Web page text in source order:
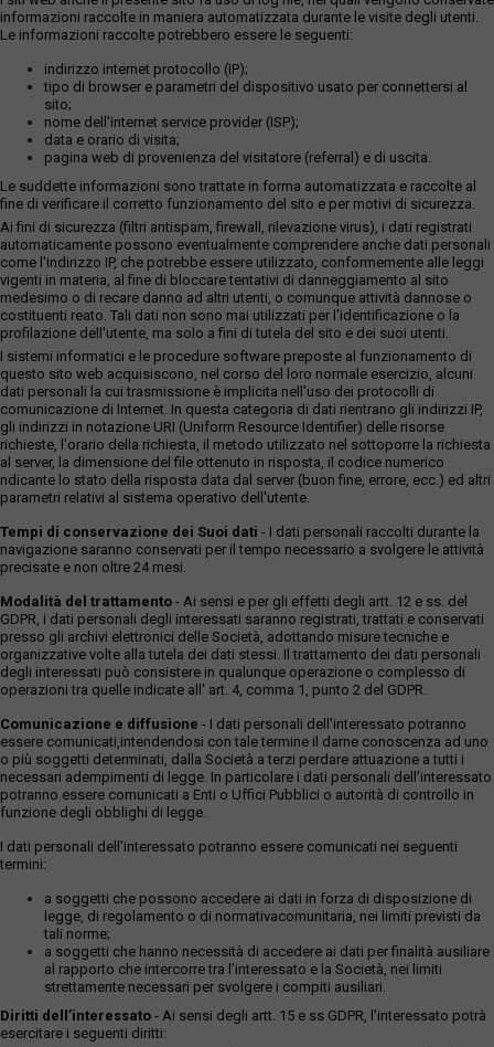
informazioni raccolte in maniera automatizzata durante le visite degli utenti.
Le informazioni raccolte potrebbero essere le seguenti:
indirizzo internet protocollo (IP);
tipo di browser e parametri del dispositivo usato per connettersi al
sito;
nome dell'internet service provider (ISP);
data e orario di visita;
pagina web di provenienza del visitatore (referral) e di uscita.
Le suddette informazioni sono trattate in forma automatizzata e raccolte al
fine di verificare il corretto funzionamento del sito e per motivi di sicurezza.
Ai fini di sicurezza (filtri antispam, firewall, rilevazione virus), i dati registrati
automaticamente possono eventualmente comprendere anche dati personali
come l'indirizzo IP, che potrebbe essere utilizzato, conformemente alle leggi
vigenti in materia, al fine di bloccare tentativi di danneggiamento al sito
medesimo o di recare danno ad altri utenti, o comunque attività dannose o
costituenti reato. Tali dati non sono mai utilizzati per l'identificazione o la
profilazione dell'utente, ma solo a fini di tutela del sito e dei suoi utenti.
I sistemi informatici e le procedure software preposte al funzionamento di
questo sito web acquisiscono, nel corso del loro normale esercizio, alcuni
dati personali la cui trasmissione è implicita nell'uso dei protocolli di
comunicazione di Internet. In questa categoria di dati rientrano gli indirizzi IP,
gli indirizzi in notazione URI (Uniform Resource Identifier) delle risorse
richieste, l'orario della richiesta, il metodo utilizzato nel sottoporre la richiesta
al server, la dimensione del file ottenuto in risposta, il codice numerico
ndicante lo stato della risposta data dal server (buon fine, errore, ecc.) ed altri
parametri relativi al sistema operativo dell'utente.
Tempi di conservazione dei Suoi dati - I dati personali raccolti durante la
navigazione saranno conservati per il tempo necessario a svolgere le attività
precisate e non oltre 24 mesi.
Modalità del trattamento - Ai sensi e per gli effetti degli artt. 12 e ss. del
GDPR, i dati personali degli interessati saranno registrati, trattati e conservati
presso gli archivi elettronici delle Società, adottando misure tecniche e
organizzative volte alla tutela dei dati stessi. Il trattamento dei dati personali
degli interessati può consistere in qualunque operazione o complesso di
operazioni tra quelle indicate all' art. 4, comma 1, punto 2 del GDPR.
Comunicazione e diffusione - I dati personali dell’interessato potranno
essere comunicati,intendendosi con tale termine il darne conoscenza ad uno
o più soggetti determinati, dalla Società a terzi perdare attuazione a tutti i
necessari adempimenti di legge. In particolare i dati personali dell’interessato
potranno essere comunicati a Enti o Uffici Pubblici o autorità di controllo in
funzione degli obblighi di legge.
I dati personali dell’interessato potranno essere comunicati nei seguenti
termini:
a soggetti che possono accedere ai dati in forza di disposizione di
legge, di regolamento o di normativacomunitaria, nei limiti previsti da
tali norme;
a soggetti che hanno necessità di accedere ai dati per finalità ausiliare
al rapporto che intercorre tra l’interessato e la Società, nei limiti
strettamente necessari per svolgere i compiti ausiliari.
Diritti dell’interessato - Ai sensi degli artt. 15 e ss GDPR, l’interessato potrà
esercitare i seguenti diritti: